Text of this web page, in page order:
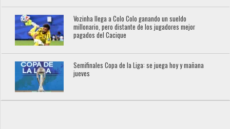
Vozinha llega a Colo Colo ganando un sueldo
millonario, pero distante de los jugadores mejor
pagados del Cacique
Semifinales Copa de la Liga: se juega hoy y mañana
jueves